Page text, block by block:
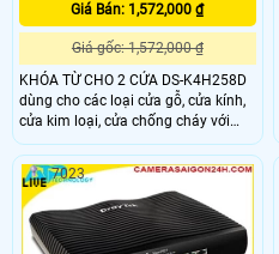
Giá Bán: 1,572,000 ₫
Giá gốc: 1,572,000 ₫
KHÓA TỪ CHO 2 CỬA DS-K4H258D
dùng cho các loại cửa gỗ, cửa kính,
cửa kim loại, cửa chống cháy với
chất liệu nhôm cao cấp có độ bền
cao. Nhờ thiết kế nam châm, KHÓA
TỪ CHO 2 CỬA DS-K4H258D có lực
hút mạnh nên không hề tác động
đến cửa và không làm hư hại. Đảm
bảo tính thẩm mĩ và công dụng sau
7023